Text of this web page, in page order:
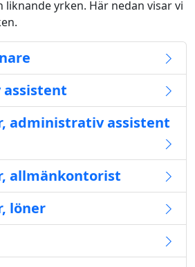
liknande yrken. Här nedan visar vi
administrativ assistent
allmänkontorist
löner